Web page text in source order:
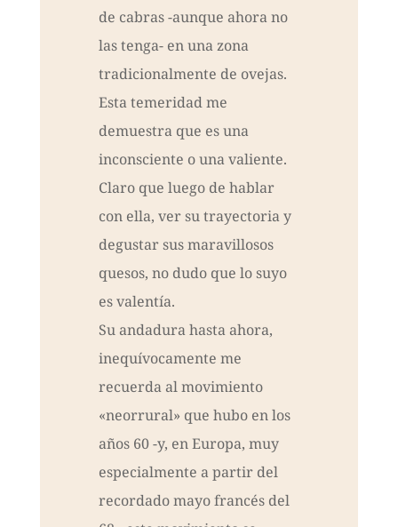
de cabras -aunque ahora no
las tenga- en una zona
tradicionalmente de ovejas.
Esta temeridad me
demuestra que es una
inconsciente o una valiente.
Claro que luego de hablar
con ella, ver su trayectoria y
degustar sus maravillosos
quesos, no dudo que lo suyo
es valentía.
Su andadura hasta ahora,
inequívocamente me
recuerda al movimiento
«neorrural» que hubo en los
años 60 -y, en Europa, muy
especialmente a partir del
recordado mayo francés del